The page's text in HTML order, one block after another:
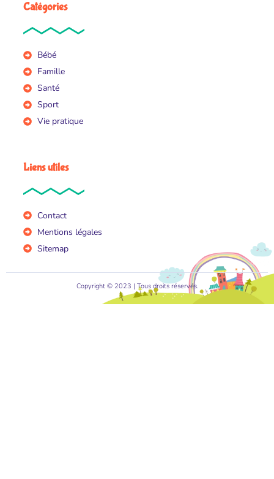
Catégories
Bébé
Famille
Santé
Sport
Vie pratique
Liens utiles
Contact
Mentions légales
Sitemap
Copyright © 2023 | Tous droits réservés.